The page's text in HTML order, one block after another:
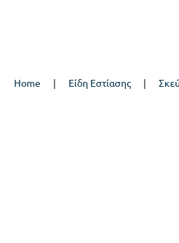
Home | Είδη Εστίασης |